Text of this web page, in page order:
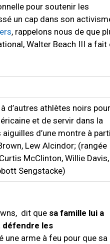
pour soutenir les
un cap dans son
, rappelons nous de que
Walter Beach III a fait
d’autres athlètes noirs pour
et de servir dans la
d’une montre à
Lew Alcindor; (rangée
McClinton, Willie Davis,
Sengstacke)
dit que sa famille lui a
défendre les
une arme à feu pour que sa